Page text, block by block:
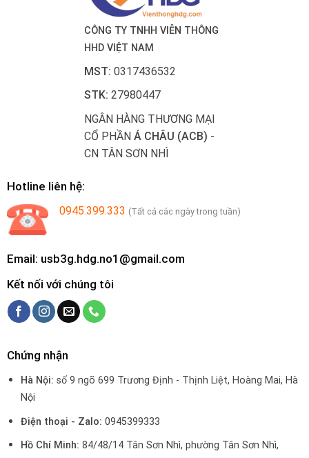
CÔNG TY TNHH VIỄN THÔNG
HHD VIỆT NAM
MST: 0317436532
STK: 27980447
NGÂN HÀNG THƯƠNG MẠI
CỔ PHẦN Á CHÂU (ACB) -
CN TÂN SƠN NHÌ
Hotline liên hệ:
0945.399.333 (Tất cả các ngày trong tuần)
Email: usb3g.hdg.no1@gmail.com
Kết nối với chúng tôi
Chứng nhận
Hà Nội:số 9 ngõ 699 Trương Định - Thịnh Liệt, Hoàng Mai, Hà
Nội
Điện thoại - Zalo: 0945399333
Hồ Chí Minh: 84/48/14 Tân Sơn Nhì, phường Tân Sơn Nhì,